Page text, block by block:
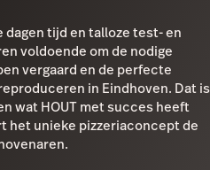
dagen tijd en talloze test- en
voldoende om de nodige
vergaard en de perfecte
in Eindhoven. Dat is
wat HOUT met succes heeft
het unieke pizzeriaconcept de